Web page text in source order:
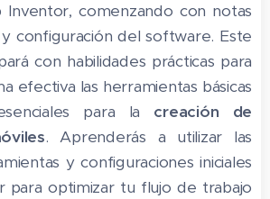
comenzando con notas
configuración del software. Este
con habilidades prácticas para
efectiva las herramientas básicas
para la creación de
. Aprenderás a utilizar las
y configuraciones iniciales
para optimizar tu flujo de trabajo